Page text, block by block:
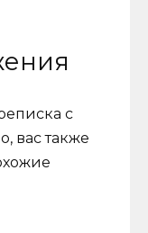
с
вас также